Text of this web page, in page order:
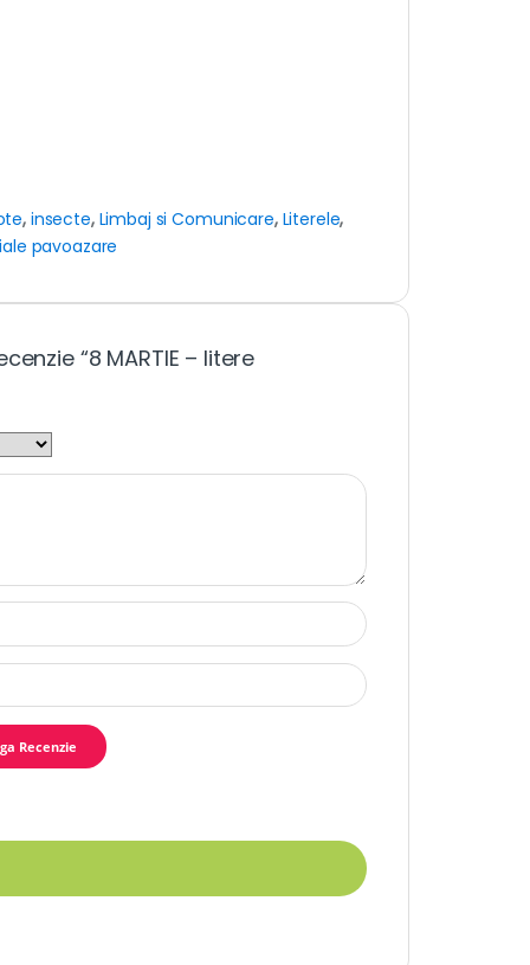
, insecte, Limbaj si Comunicare, Literele,
pavoazare
“8 MARTIE – litere